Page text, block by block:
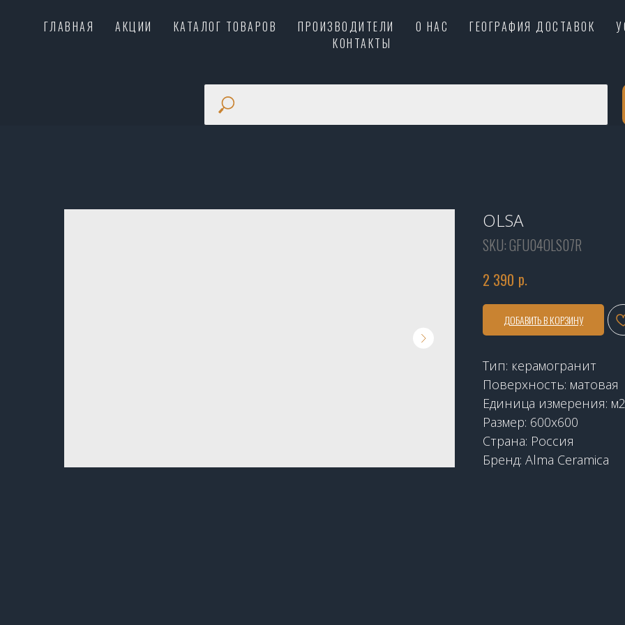
ГЛАВНАЯ АКЦИИ КАТАЛОГ ТОВАРОВ ПРОИЗВОДИТЕЛИ О НАС ГЕОГРАФИЯ ДОСТАВОК
КОНТАКТЫ
OLSA
SKU:GFU04OLS07R
2 390 р.
ДОБАВИТЬ В КОРЗИНУ
Тип: керамогранит
Поверхность: матовая
Единица измерения: м2
Размер: 600x600
Страна: Россия
Бренд: Alma Ceramica